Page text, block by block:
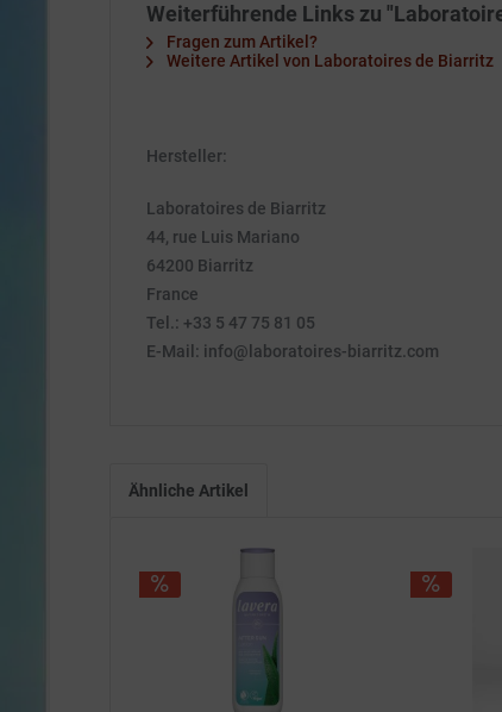
Weiterführende Links zu
Fragen zum Artikel?
Weitere Artikel von Laboratoires de Biarritz
Hersteller:
Laboratoires de Biarritz
44, rue Luis Mariano
64200 Biarritz
France
Tel.: +33 5 47 75 81 05
E-Mail: info@laboratoires-biarritz.com
Ähnliche Artikel